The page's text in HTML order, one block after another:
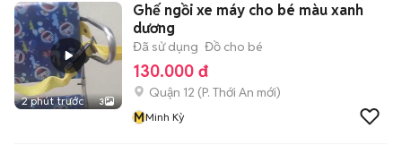
2 phút trước 3
Ghế ngồi xe máy cho bé màu xanh
dương
Đã sử dụng Đồ cho bé
130.000 đ
Quận 12 (P. Thới An mới)
MMinh Kỳ